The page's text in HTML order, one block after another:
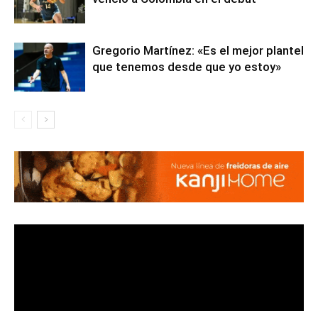
Gregorio Martínez: «Es el mejor plantel
que tenemos desde que yo estoy»